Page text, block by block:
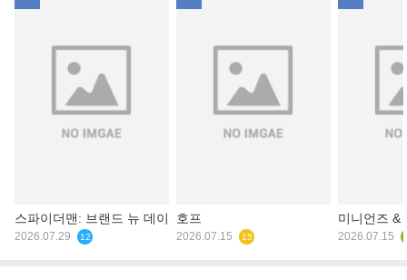
스파이더맨: 브랜드 뉴 데이
2026.07.29 12
호프
2026.07.15 15
미니언즈 &
2026.07.15